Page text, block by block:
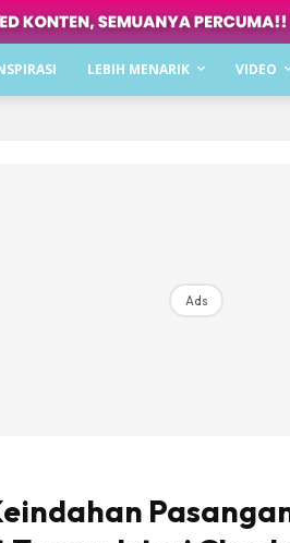
LEBIH MENARIK VIDEO
Ads